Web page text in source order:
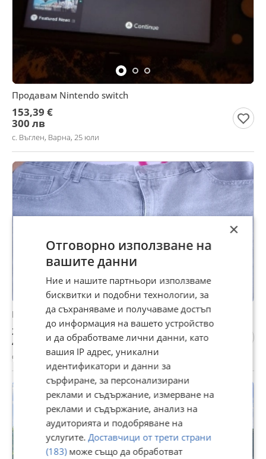
Продавам Nintendo switch
153,39 €
300 лв
с. Въглен, Варна, 25 юли
Продавам дънки унисекс
23,01 €
45 лв
с. Въглен, Варна, 23 юли
×
Отговорно използване на
вашите данни
Ние и нашите партньори използваме
бисквитки и подобни технологии, за
да съхраняваме и получаваме достъп
до информация на вашето устройство
и да обработваме лични данни, като
вашия IP адрес, уникални
идентификатори и данни за
сърфиране, за персонализирани
реклами и съдържание, измерване на
реклами и съдържание, анализ на
аудиторията и подобряване на
услугите.Доставчици от трети страни
(183)може също да обработват